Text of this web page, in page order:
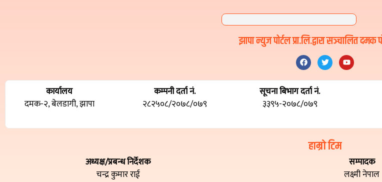
झापा न्युज पोर्टल प्रा.लि.द्वारा सञ्चालित दमक
कार्यालय
दमक-२, बेलडागी, झापा
कम्पनी दर्ता नं.
२८२५०८/२०७८/०७९
सूचना बिभाग दर्ता नं.
३३९५-२०७८/०७९
हाम्रो टिम
अध्यक्ष/प्रबन्ध निर्देशक
चन्द्र कुमार राई
सम्पादक
लक्ष्मी नेपाल